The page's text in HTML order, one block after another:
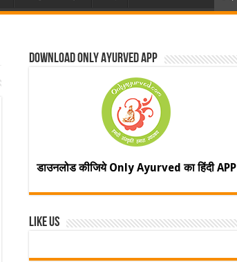
Download Only Ayurved App
डाउनलोड कीजिये Only Ayurved का हिंदी APP
Like Us